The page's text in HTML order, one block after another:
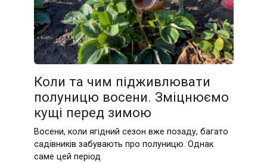
Коли та чим підживлювати
полуницю восени. Зміцнюємо
кущі перед зимою
Восени, коли ягідний сезон вже позаду, багато
садівників забувають про полуницю. Однак
саме цей період